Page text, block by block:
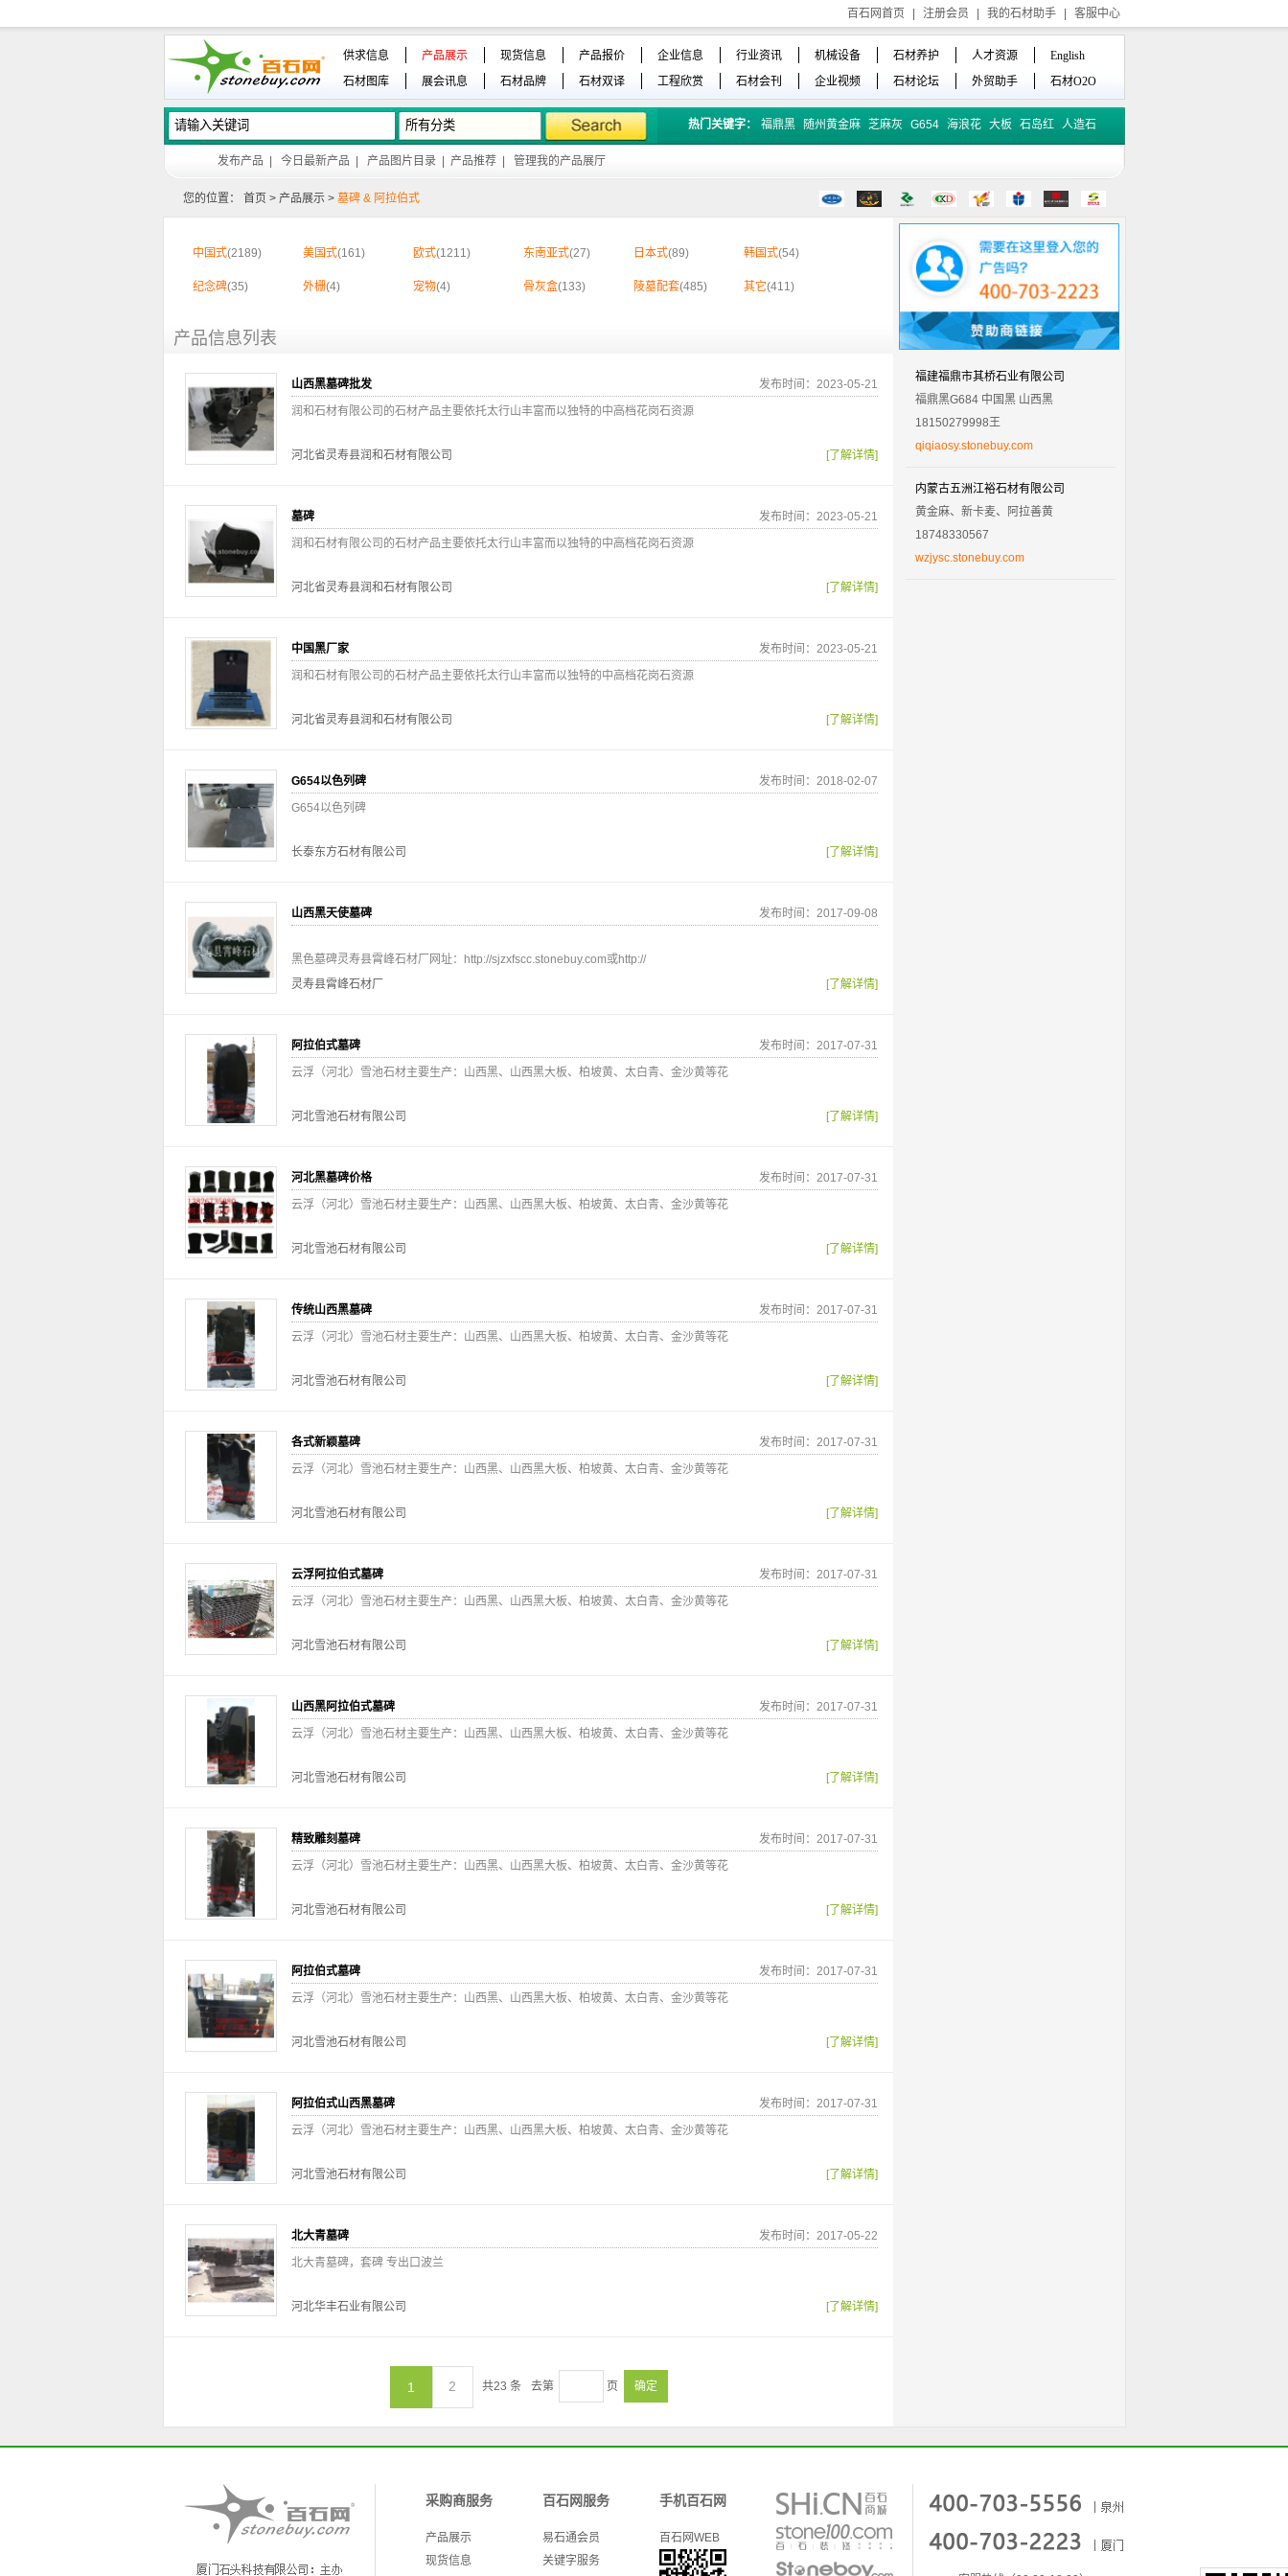
百石网首页 注册会员 我的石材助手 客服中心
供求信息 产品展示 现货信息 产品报价 企业信息 行业资讯 机械设备 石材养护 人才资源
English
石材图库
展会讯息 石材品牌 石材双译 工程欣赏 石材会刊 企业视频 石材论坛 外贸助手 石材O2O
热门关键字： 福鼎黑 随州黄金麻 芝麻灰 G654 海浪花 大板 石岛红 人造石
发布产品 今日最新产品 产品图片目录 产品推荐 管理我的产品展厅
您的位置： 首页 > 产品展示 > 墓碑 & 阿拉伯式
中国式(2189) 美国式(161) 欧式(1211) 东南亚式(27) 日本式(89) 韩国式(54)
纪念碑(35) 外栅(4) 宠物(4) 骨灰盒(133) 陵墓配套(485) 其它(411)
产品信息列表
山西黑墓碑批发
发布时间：2023-05-21
润和石材有限公司的石材产品主要依托太行山丰富而以独特的中高档花岗石资源
河北省灵寿县润和石材有限公司 [了解详情]
墓碑
发布时间：2023-05-21
润和石材有限公司的石材产品主要依托太行山丰富而以独特的中高档花岗石资源
河北省灵寿县润和石材有限公司 [了解详情]
中国黑厂家
发布时间：2023-05-21
润和石材有限公司的石材产品主要依托太行山丰富而以独特的中高档花岗石资源
河北省灵寿县润和石材有限公司 [了解详情]
G654以色列碑
发布时间：2018-02-07
G654以色列碑
长泰东方石材有限公司 [了解详情]
山西黑天使墓碑 发布时间：2017-09-08
黑色墓碑灵寿县霄峰石材厂网址：http://sjzxfscc.stonebuy.com或http://
灵寿县霄峰石材厂
[了解详情]
阿拉伯式墓碑
发布时间：2017-07-31
云浮（河北）雪池石材主要生产：山西黑、山西黑大板、柏坡黄、太白青、金沙黄等花
河北雪池石材有限公司 [了解详情]
河北黑墓碑价格
发布时间：2017-07-31
云浮（河北）雪池石材主要生产：山西黑、山西黑大板、柏坡黄、太白青、金沙黄等花
河北雪池石材有限公司 [了解详情]
传统山西黑墓碑
发布时间：2017-07-31
云浮（河北）雪池石材主要生产：山西黑、山西黑大板、柏坡黄、太白青、金沙黄等花
河北雪池石材有限公司 [了解详情]
各式新颖墓碑
发布时间：2017-07-31
云浮（河北）雪池石材主要生产：山西黑、山西黑大板、柏坡黄、太白青、金沙黄等花
河北雪池石材有限公司 [了解详情]
云浮阿拉伯式墓碑
发布时间：2017-07-31
云浮（河北）雪池石材主要生产：山西黑、山西黑大板、柏坡黄、太白青、金沙黄等花
河北雪池石材有限公司 [了解详情]
山西黑阿拉伯式墓碑
发布时间：2017-07-31
云浮（河北）雪池石材主要生产：山西黑、山西黑大板、柏坡黄、太白青、金沙黄等花
河北雪池石材有限公司 [了解详情]
精致雕刻墓碑
发布时间：2017-07-31
云浮（河北）雪池石材主要生产：山西黑、山西黑大板、柏坡黄、太白青、金沙黄等花
河北雪池石材有限公司 [了解详情]
阿拉伯式墓碑
发布时间：2017-07-31
云浮（河北）雪池石材主要生产：山西黑、山西黑大板、柏坡黄、太白青、金沙黄等花
河北雪池石材有限公司 [了解详情]
阿拉伯式山西黑墓碑
发布时间：2017-07-31
云浮（河北）雪池石材主要生产：山西黑、山西黑大板、柏坡黄、太白青、金沙黄等花
河北雪池石材有限公司 [了解详情]
北大青墓碑
发布时间：2017-05-22
北大青墓碑，套碑 专出口波兰
河北华丰石业有限公司 [了解详情]
1 2 共23 条 去第 页 确定
福建福鼎市其桥石业有限公司
福鼎黑G684 中国黑 山西黑
18150279998王
qiqiaosy.stonebuy.com
内蒙古五洲江裕石材有限公司
黄金麻、新卡麦、阿拉善黄
18748330567
wzjysc.stonebuy.com
采购商服务
产品展示
现货信息
百石网服务
易石通会员
关键字服务
手机百石网
百石网WEB